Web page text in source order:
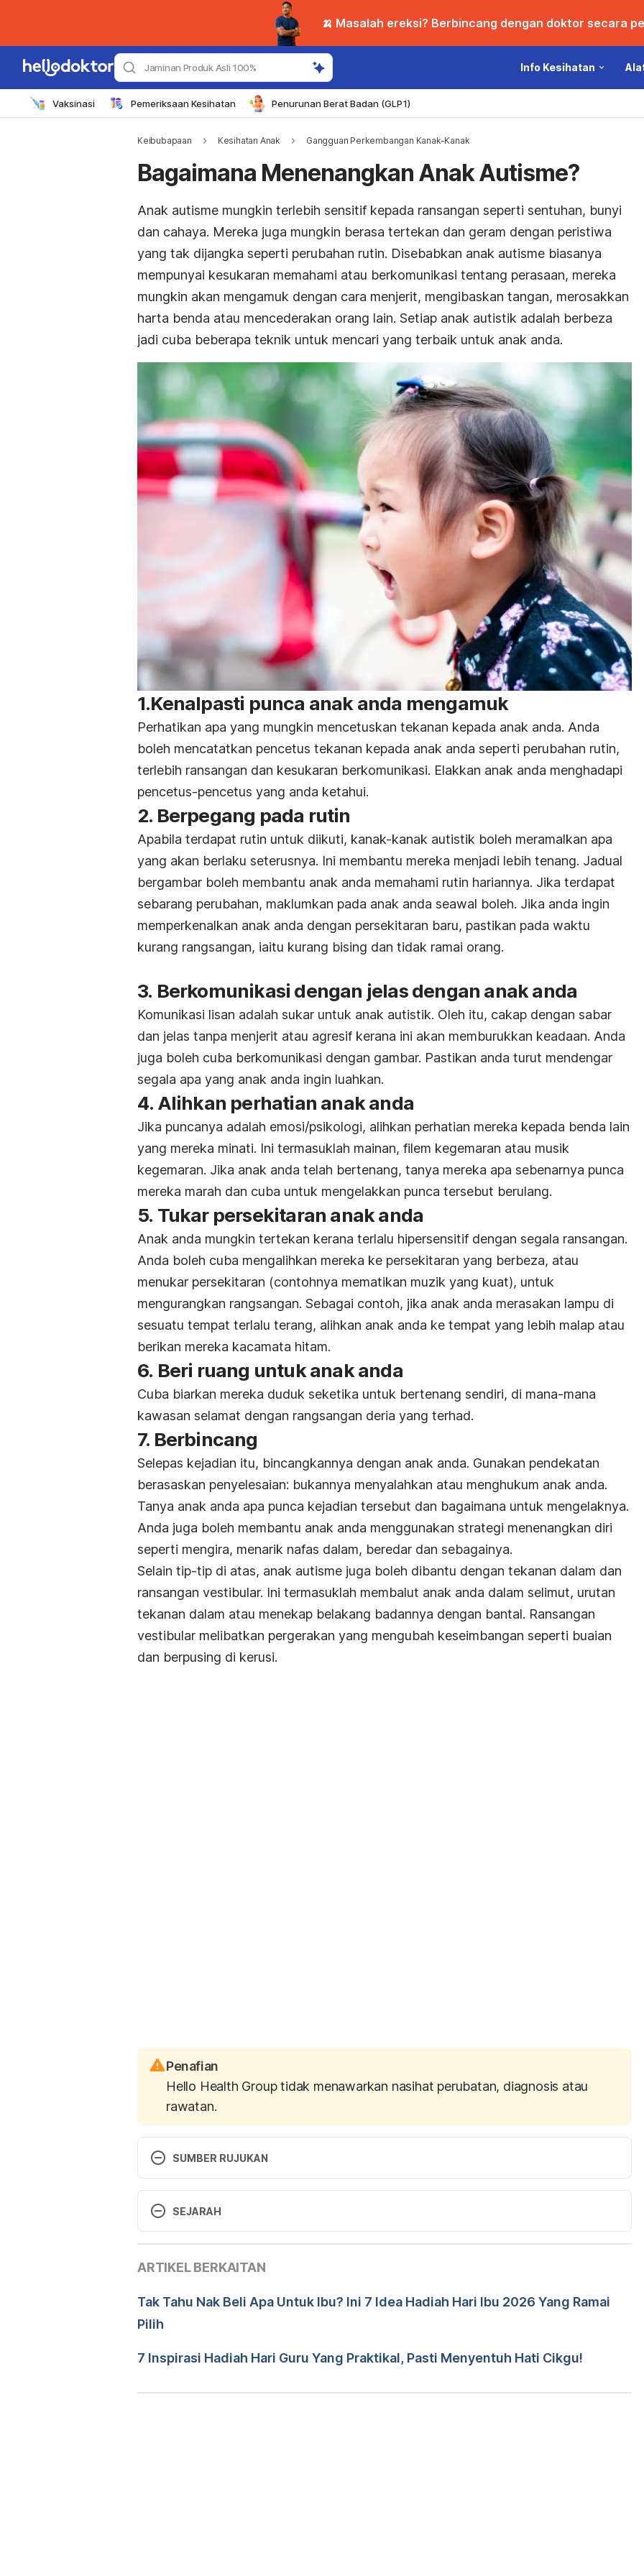
🍌 Masalah ereksi? Berbincang dengan doktor secara
Jaminan Produk Asli 100% Info Kesihatan
Vaksinasi Pemeriksaan Kesihatan Penurunan Berat Badan (GLP1)
Keibubapaan Kesihatan Anak Gangguan Perkembangan Kanak-Kanak
Bagaimana Menenangkan Anak Autisme?
Anak autisme mungkin terlebih sensitif kepada ransangan seperti sentuhan, bunyi
dan cahaya. Mereka juga mungkin berasa tertekan dan geram dengan peristiwa
yang tak dijangka seperti perubahan rutin. Disebabkan anak autisme biasanya
mempunyai kesukaran memahami atau berkomunikasi tentang perasaan, mereka
mungkin akan mengamuk dengan cara menjerit, mengibaskan tangan, merosakkan
harta benda atau mencederakan orang lain. Setiap anak autistik adalah berbeza
jadi cuba beberapa teknik untuk mencari yang terbaik untuk anak anda.
1.Kenalpasti punca anak anda mengamuk
Perhatikan apa yang mungkin mencetuskan tekanan kepada anak anda. Anda
boleh mencatatkan pencetus tekanan kepada anak anda seperti perubahan rutin,
terlebih ransangan dan kesukaran berkomunikasi. Elakkan anak anda menghadapi
pencetus-pencetus yang anda ketahui.
2. Berpegang pada rutin
Apabila terdapat rutin untuk diikuti, kanak-kanak autistik boleh meramalkan apa
yang akan berlaku seterusnya. Ini membantu mereka menjadi lebih tenang. Jadual
bergambar boleh membantu anak anda memahami rutin hariannya. Jika terdapat
sebarang perubahan, maklumkan pada anak anda seawal boleh. Jika anda ingin
memperkenalkan anak anda dengan persekitaran baru, pastikan pada waktu
kurang rangsangan, iaitu kurang bising dan tidak ramai orang.
3. Berkomunikasi dengan jelas dengan anak anda
Komunikasi lisan adalah sukar untuk anak autistik. Oleh itu, cakap dengan sabar
dan jelas tanpa menjerit atau agresif kerana ini akan memburukkan keadaan. Anda
juga boleh cuba berkomunikasi dengan gambar. Pastikan anda turut mendengar
segala apa yang anak anda ingin luahkan.
4. Alihkan perhatian anak anda
Jika puncanya adalah emosi/psikologi, alihkan perhatian mereka kepada benda lain
yang mereka minati. Ini termasuklah mainan, filem kegemaran atau musik
kegemaran. Jika anak anda telah bertenang, tanya mereka apa sebenarnya punca
mereka marah dan cuba untuk mengelakkan punca tersebut berulang.
5. Tukar persekitaran anak anda
Anak anda mungkin tertekan kerana terlalu hipersensitif dengan segala ransangan.
Anda boleh cuba mengalihkan mereka ke persekitaran yang berbeza, atau
menukar persekitaran (contohnya mematikan muzik yang kuat), untuk
mengurangkan rangsangan. Sebagai contoh, jika anak anda merasakan lampu di
sesuatu tempat terlalu terang, alihkan anak anda ke tempat yang lebih malap atau
berikan mereka kacamata hitam.
6. Beri ruang untuk anak anda
Cuba biarkan mereka duduk seketika untuk bertenang sendiri, di mana-mana
kawasan selamat dengan rangsangan deria yang terhad.
7. Berbincang
Selepas kejadian itu, bincangkannya dengan anak anda. Gunakan pendekatan
berasaskan penyelesaian: bukannya menyalahkan atau menghukum anak anda.
Tanya anak anda apa punca kejadian tersebut dan bagaimana untuk mengelaknya.
Anda juga boleh membantu anak anda menggunakan strategi menenangkan diri
seperti mengira, menarik nafas dalam, beredar dan sebagainya.
Selain tip-tip di atas, anak autisme juga boleh dibantu dengan tekanan dalam dan
ransangan vestibular. Ini termasuklah membalut anak anda dalam selimut, urutan
tekanan dalam atau menekap belakang badannya dengan bantal. Ransangan
vestibular melibatkan pergerakan yang mengubah keseimbangan seperti buaian
dan berpusing di kerusi.
Penafian
Hello Health Group tidak menawarkan nasihat perubatan, diagnosis atau
rawatan.
SUMBER RUJUKAN
Child#Calming_the_Child_Using_Deep_Pressure_sub
SEJARAH
20/04/2022
Disemak secara perubatan oleh Dr. Muhamad Firdaus Rahim
ARTIKEL BERKAITAN
Tak Tahu Nak Beli Apa Untuk Ibu? Ini 7 Idea Hadiah Hari Ibu 2026 Yang Ramai
Pilih
7 Inspirasi Hadiah Hari Guru Yang Praktikal, Pasti Menyentuh Hati Cikgu!